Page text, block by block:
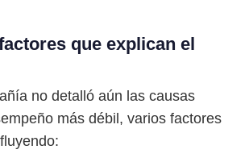
que explican el
no detalló aún las causas
más débil, varios factores